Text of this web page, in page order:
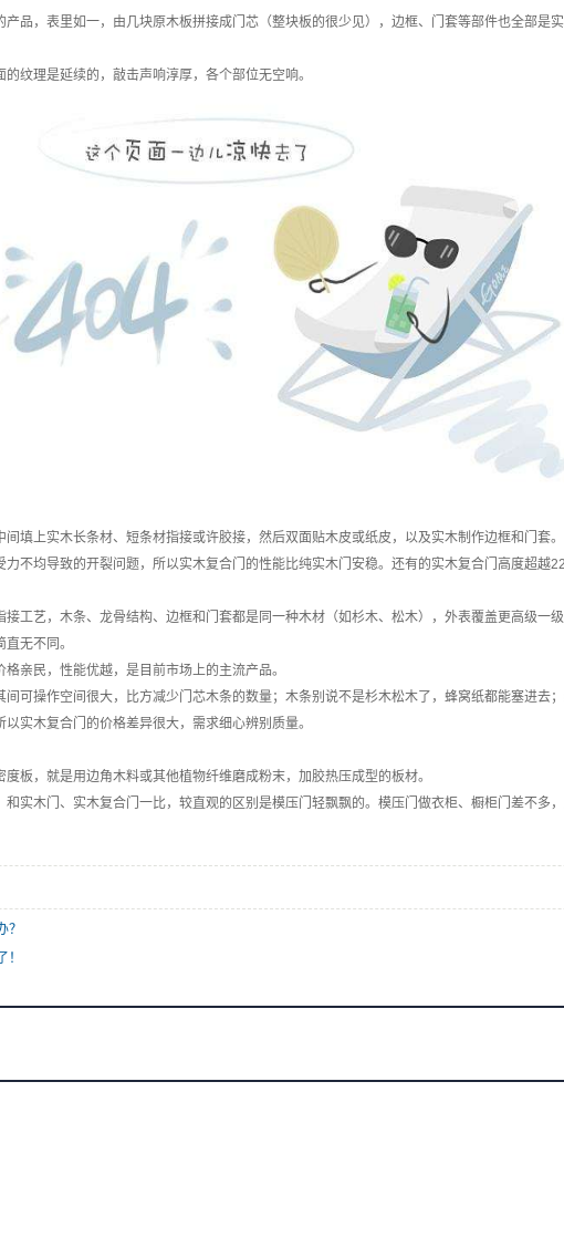
产品，表里如一，由几块原木板拼接成门芯（整块板的很少见），边框、门套等部件也全部是
理是延续的，敲击声响淳厚，各个部位无空响。
上实木长条材、短条材指接或许胶接，然后双面贴木皮或纸皮，以及实木制作边框和门套。
均导致的开裂问题，所以实木复合门的性能比纯实木门安稳。还有的实木复合门高度超越
艺，木条、龙骨结构、边框和门套都是同一种木材（如杉木、松木），外表覆盖更高级一
无不同。
民，性能优越，是目前市场上的主流产品。
操作空间很大，比方减少门芯木条的数量；木条别说不是杉木松木了，蜂窝纸都能塞进去；
实木复合门的价格差异很大，需求细心辨别质量。
，就是用边角木料或其他植物纤维磨成粉末，加胶热压成型的板材。
木门、实木复合门一比，较直观的区别是模压门轻飘飘的。模压门做衣柜、橱柜门差不多
？